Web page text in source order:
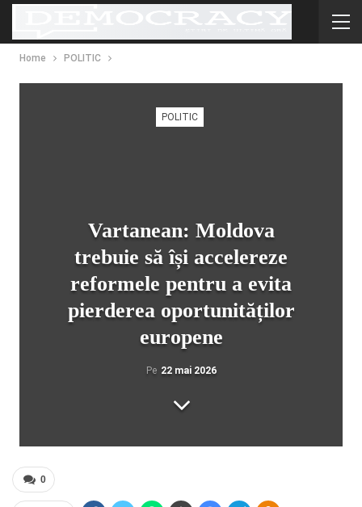
Home POLITIC
POLITIC
Vartanean: Moldova
trebuie să își accelereze
reformele pentru a evita
pierderea oportunităților
europene
Pe 22 mai 2026
0